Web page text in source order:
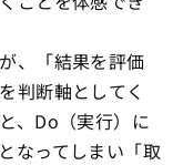
、「結果を評価
判断軸としてく
、Do（実行）に
なってしまい「取